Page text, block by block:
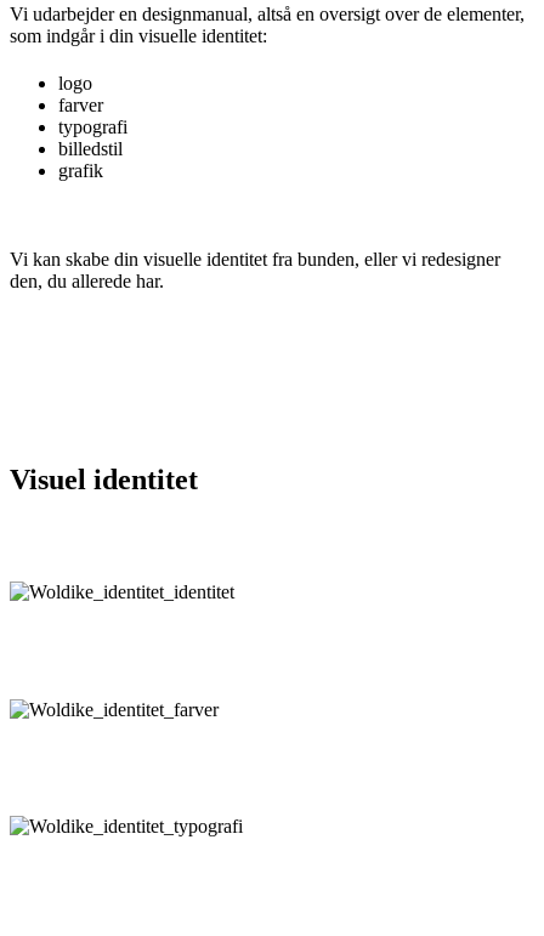
Vi udarbejder en designmanual, altså en oversigt over de elementer,
som indgår i din visuelle identitet:
logo
farver
typografi
billedstil
grafik
Vi kan skabe din visuelle identitet fra bunden, eller vi redesigner
den, du allerede har.
Visuel identitet